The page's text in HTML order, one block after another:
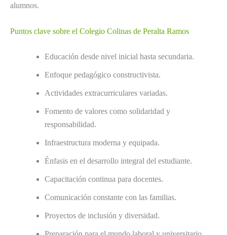
alumnos.
Puntos clave sobre el Colegio Colinas de Peralta Ramos
Educación desde nivel inicial hasta secundaria.
Enfoque pedagógico constructivista.
Actividades extracurriculares variadas.
Fomento de valores como solidaridad y
responsabilidad.
Infraestructura moderna y equipada.
Énfasis en el desarrollo integral del estudiante.
Capacitación continua para docentes.
Comunicación constante con las familias.
Proyectos de inclusión y diversidad.